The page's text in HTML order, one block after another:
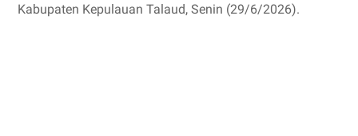
Kabupaten Kepulauan Talaud, Senin (29/6/2026).